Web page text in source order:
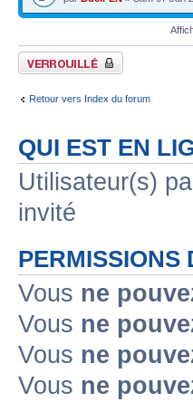
Forum verrouillé
Retour vers Index du forum
QUI EST EN
Utilisateur(s)
invité
PERMISSIONS
Vous ne
Vous ne
Vous ne
Vous ne